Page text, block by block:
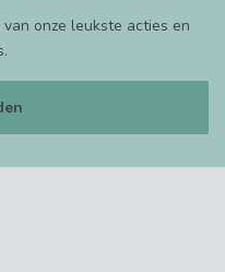
onze leukste acties en